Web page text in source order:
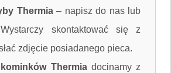
Thermia– napisz do naslub
skontaktować się z
zdjęcie posiadanego pieca.
Thermiadocinamy z